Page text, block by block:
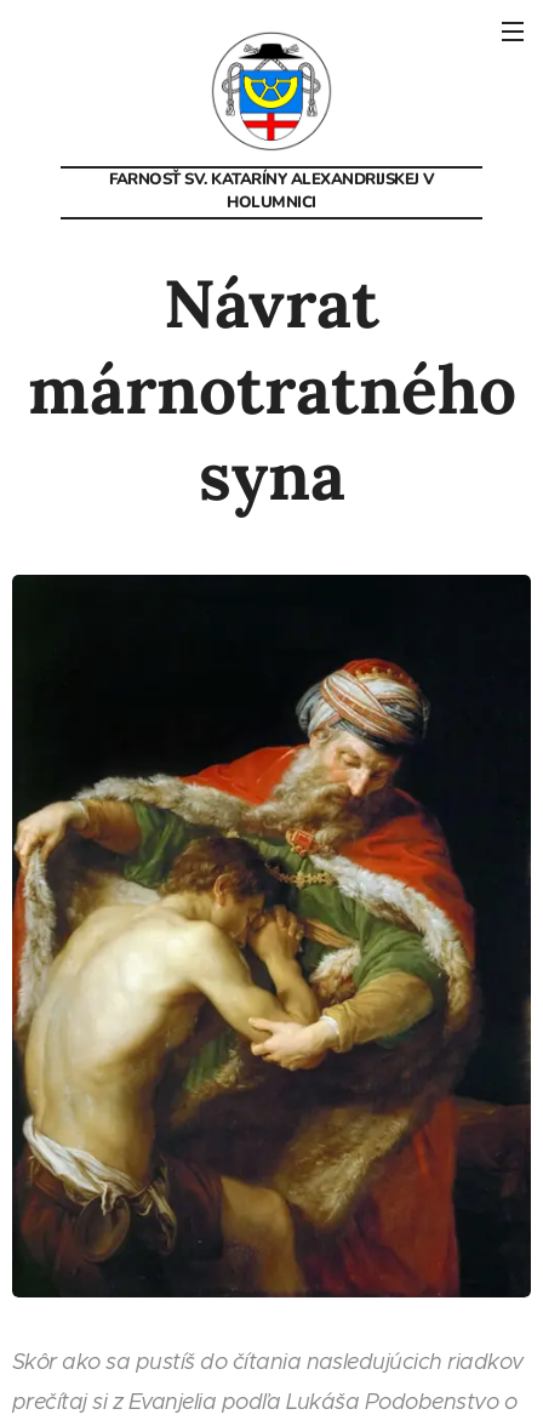
FARNOSŤ SV. KATARÍNYALEXANDRIJSKEJ V
HOLUMNICI
Návrat
márnotratného
syna
Skôr ako sa pustíš do čítania nasledujúcich riadkov
prečítaj si z Evanjelia podľa Lukáša Podobenstvo o